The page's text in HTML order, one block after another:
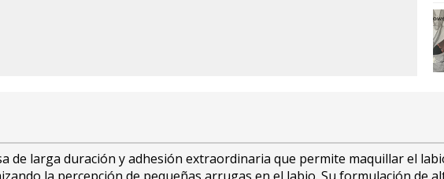
de larga duración y adhesión extraordinaria que permite maquillar el